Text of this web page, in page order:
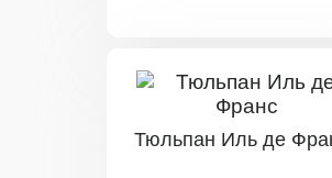
Тюльпан Иль де